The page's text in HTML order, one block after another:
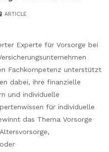
ARTICLE
Experte für Vorsorge bei
Fachkompetenz unterstützt
dabei, ihre finanzielle
und individuelle
für individuelle
das Thema Vorsorge